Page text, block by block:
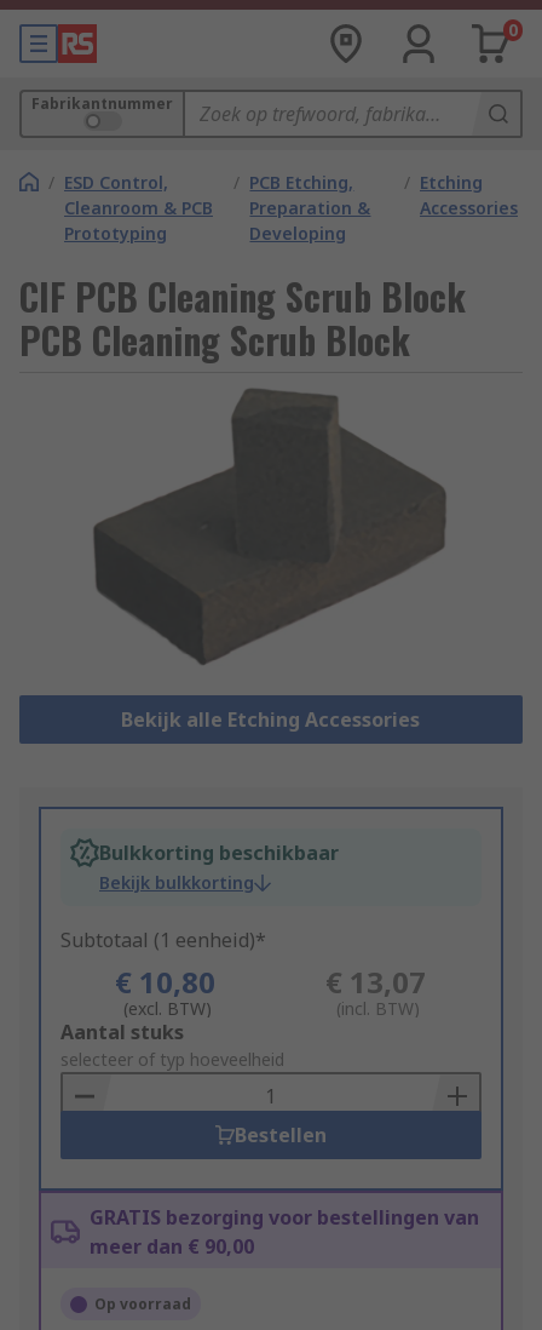
0
Fabrikantnummer
/ ESD Control,
Cleanroom & PCB
Prototyping
/ PCB Etching,
Preparation &
Developing
/ Etching
Accessories
CIF PCB Cleaning Scrub Block
PCB Cleaning Scrub Block
Bekijk alle Etching Accessories
Bulkkorting beschikbaar
Bekijk bulkkorting
Subtotaal (1 eenheid)*
€ 10,80
(excl. BTW)
€ 13,07
(incl. BTW)
Add
to
Basket
Aantal stuks
selecteer of typ hoeveelheid
Bestellen
GRATIS bezorging voor bestellingen van
meer dan € 90,00
Op voorraad